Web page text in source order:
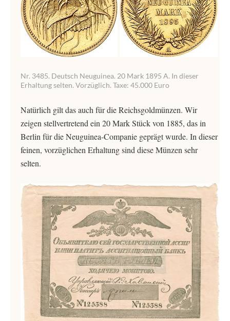
Nr. 3485. Deutsch Neuguinea. 20 Mark 1895 A. In dieser
Erhaltung selten. Vorzüglich. Taxe: 45.000 Euro
Natürlich gilt das auch für die Reichsgoldmünzen. Wir
zeigen stellvertretend ein 20 Mark Stück von 1885, das in
Berlin für die Neuguinea-Companie geprägt wurde. In dieser
feinen, vorzüglichen Erhaltung sind diese Münzen sehr
selten.